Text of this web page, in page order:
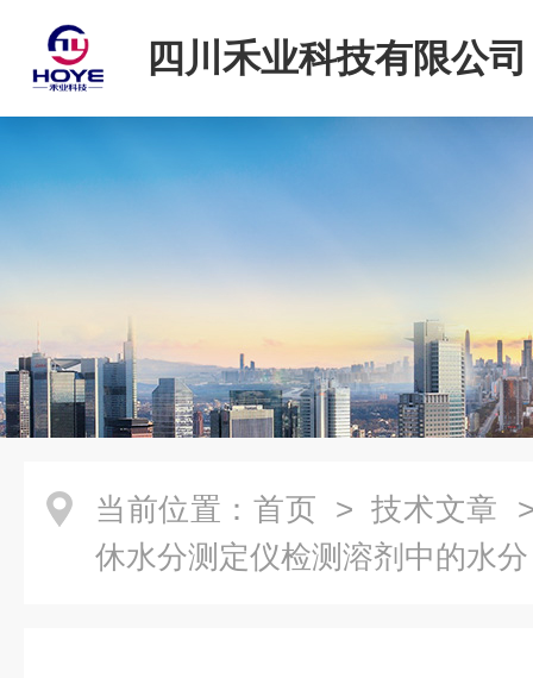
四川禾业科技有限公司
当前位置： 首页 > 技术文章
休水分测定仪检测溶剂中的水分